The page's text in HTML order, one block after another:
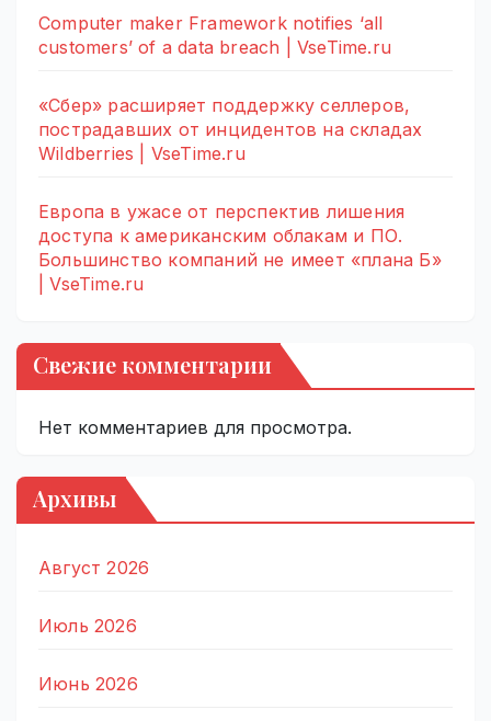
Computer maker Framework notifies ‘all
customers’ of a data breach | VseTime.ru
«Сбер» расширяет поддержку селлеров,
пострадавших от инцидентов на складах
Wildberries | VseTime.ru
Европа в ужасе от перспектив лишения
доступа к американским облакам и ПО.
Большинство компаний не имеет «плана Б»
| VseTime.ru
Свежие комментарии
Нет комментариев для просмотра.
Архивы
Август 2026
Июль 2026
Июнь 2026